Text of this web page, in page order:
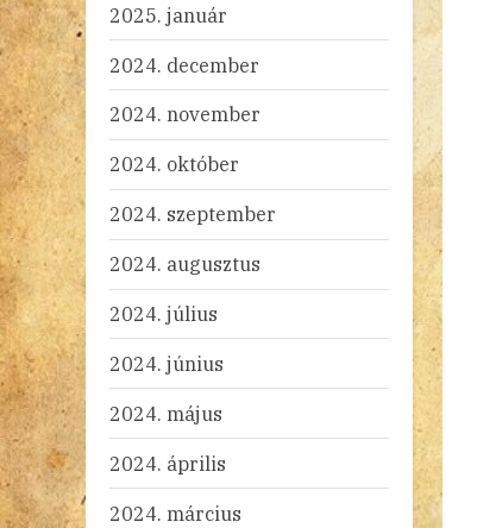
2025. január
2024. december
2024. november
2024. október
2024. szeptember
2024. augusztus
2024. július
2024. június
2024. május
2024. április
2024. március